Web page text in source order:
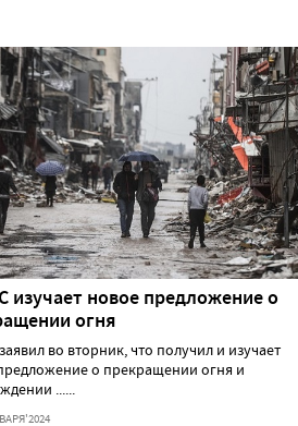
изучает новое предложение о
огня
во вторник, что получил и изучает
о прекращении огня и
......